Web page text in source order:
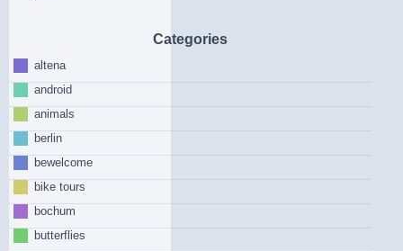
Categories
altena
android
animals
berlin
bewelcome
bike tours
bochum
butterflies